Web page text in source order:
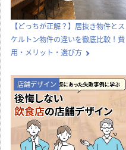
【どっちが正解？】居抜き物件とス
ケルトン物件の違いを徹底比較！費
用・メリット・選び方
店舗デザイン